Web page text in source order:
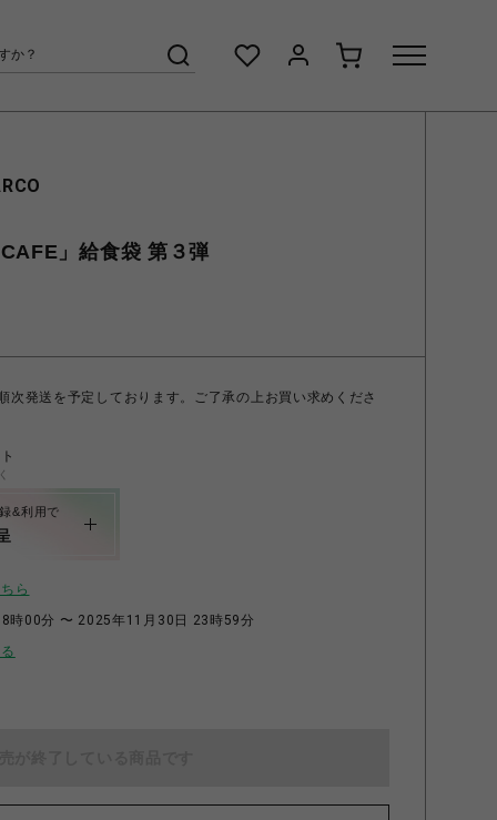
」給食袋 第３弾
次発送を予定しております。ご了承の上お買い求めくださ
&利用で
ら
時00分 〜 2025年11月30日 23時59分